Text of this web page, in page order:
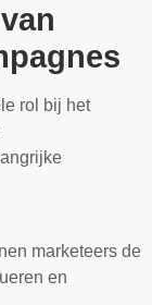
rol bij het
marketeers de
en